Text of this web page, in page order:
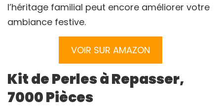
l’héritage familial peut encore améliorer votre
ambiance festive.
VOIR SUR AMAZON
Kit de Perles à Repasser,
7000 Pièces